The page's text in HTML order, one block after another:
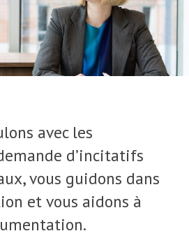
avec les
d’incitatifs
vous guidons dans
et vous aidons à